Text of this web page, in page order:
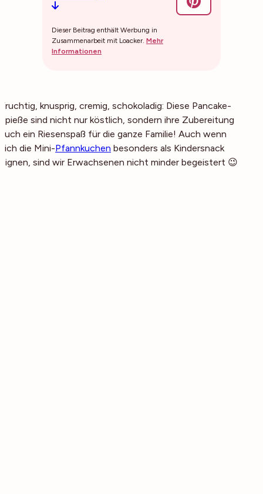
Dieser Beitrag enthält Werbung in
Zusammenarbeit mit Loacker. Mehr
Informationen
Fruchtig, knusprig, cremig, schokoladig: Diese Pancake-
Spieße sind nicht nur köstlich, sondern ihre Zubereitung
auch ein Riesenspaß für die ganze Familie! Auch wenn
sich die Mini-Pfannkuchen besonders als Kindersnack
eignen, sind wir Erwachsenen nicht minder begeistert 😉